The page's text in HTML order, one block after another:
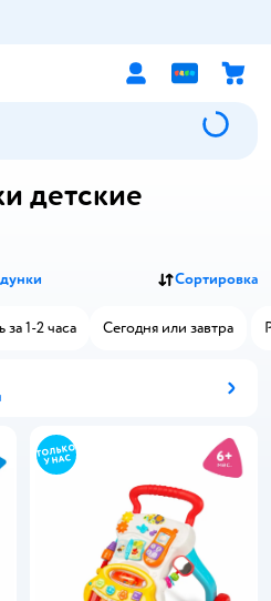
детские
Сортировка
1-2 часа Сегодня или завтра